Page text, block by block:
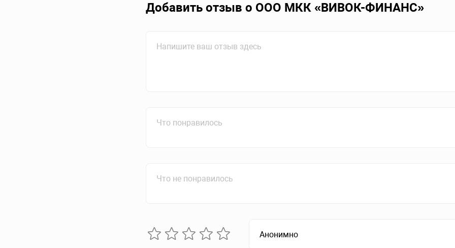
Добавить отзыв о ООО МКК «ВИВОК-ФИНАНС»